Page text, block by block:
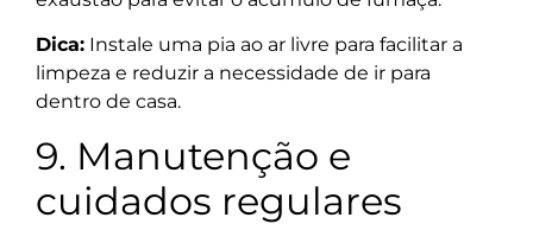
Dica: Instale uma pia ao ar livre para facilitar a
limpeza e reduzir a necessidade de ir para
dentro de casa.
9. Manutenção e
cuidados regulares